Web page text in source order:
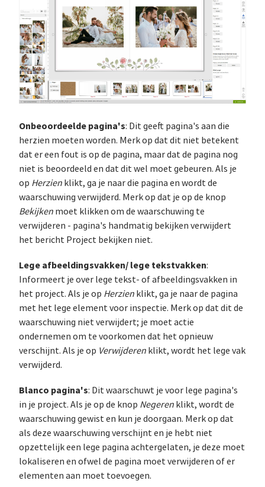
Onbeoordeelde pagina's: Dit geeft pagina's aan die
herzien moeten worden. Merk op dat dit niet betekent
dat er een fout is op de pagina, maar dat de pagina nog
niet is beoordeeld en dat dit wel moet gebeuren. Als je
op Herzien klikt, ga je naar die pagina en wordt de
waarschuwing verwijderd. Merk op dat je op de knop
Bekijken moet klikken om de waarschuwing te
verwijderen - pagina's handmatig bekijken verwijdert
het bericht Project bekijken niet.
Lege afbeeldingsvakken/ lege tekstvakken:
Informeert je over lege tekst- of afbeeldingsvakken in
het project. Als je op Herzien klikt, ga je naar de pagina
met het lege element voor inspectie. Merk op dat dit de
waarschuwing niet verwijdert; je moet actie
ondernemen om te voorkomen dat het opnieuw
verschijnt. Als je op Verwijderen klikt, wordt het lege vak
verwijderd.
Blanco pagina's: Dit waarschuwt je voor lege pagina's
in je project. Als je op de knop Negeren klikt, wordt de
waarschuwing gewist en kun je doorgaan. Merk op dat
als deze waarschuwing verschijnt en je hebt niet
opzettelijk een lege pagina achtergelaten, je deze moet
lokaliseren en ofwel de pagina moet verwijderen of er
elementen aan moet toevoegen.